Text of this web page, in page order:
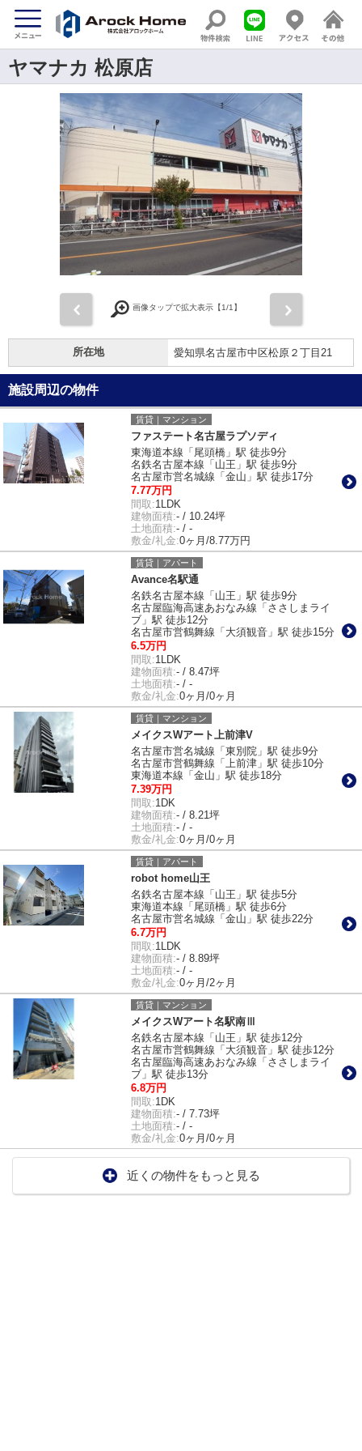
ヤマナカ 松原店
画像タップで拡大表示【1/1】
所在地 愛知県名古屋市中区松原２丁目21
施設周辺の物件
賃貸｜マンション
ファステート名古屋ラプソディ
東海道本線「尾頭橋」駅 徒歩9分
名鉄名古屋本線「山王」駅 徒歩9分
名古屋市営名城線「金山」駅 徒歩17分
7.77万円
間取:1LDK
建物面積:- / 10.24坪
土地面積:- / -
敷金/礼金:0ヶ月/8.77万円
賃貸｜アパート
Avance名駅通
名鉄名古屋本線「山王」駅 徒歩9分
名古屋臨海高速あおなみ線「ささしまライ
ブ」駅 徒歩12分
名古屋市営鶴舞線「大須観音」駅 徒歩15分
6.5万円
間取:1LDK
建物面積:- / 8.47坪
土地面積:- / -
敷金/礼金:0ヶ月/0ヶ月
賃貸｜マンション
メイクスWアート上前津V
名古屋市営名城線「東別院」駅 徒歩9分
名古屋市営鶴舞線「上前津」駅 徒歩10分
東海道本線「金山」駅 徒歩18分
7.39万円
間取:1DK
建物面積:- / 8.21坪
土地面積:- / -
敷金/礼金:0ヶ月/0ヶ月
賃貸｜アパート
robot home山王
名鉄名古屋本線「山王」駅 徒歩5分
東海道本線「尾頭橋」駅 徒歩6分
名古屋市営名城線「金山」駅 徒歩22分
6.7万円
間取:1LDK
建物面積:- / 8.89坪
土地面積:- / -
敷金/礼金:0ヶ月/2ヶ月
賃貸｜マンション
メイクスWアート名駅南Ⅲ
名鉄名古屋本線「山王」駅 徒歩12分
名古屋市営鶴舞線「大須観音」駅 徒歩12分
名古屋臨海高速あおなみ線「ささしまライ
ブ」駅 徒歩13分
6.8万円
間取:1DK
建物面積:- / 7.73坪
土地面積:- / -
敷金/礼金:0ヶ月/0ヶ月
近くの物件をもっと見る